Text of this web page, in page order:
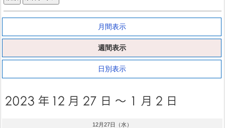
月間表示
週間表示
日別表示
12月27日（水）